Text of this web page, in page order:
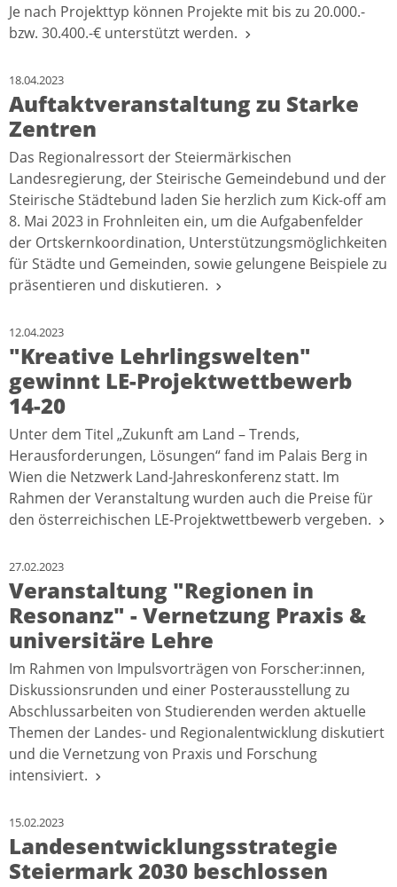
Je nach Projekttyp können Projekte mit bis zu 20.000.-
bzw. 30.400.-€ unterstützt werden.
18.04.2023
Auftaktveranstaltung zu Starke
Zentren
Das Regionalressort der Steiermärkischen
Landesregierung, der Steirische Gemeindebund und der
Steirische Städtebund laden Sie herzlich zum Kick-off am
8. Mai 2023 in Frohnleiten ein, um die Aufgabenfelder
der Ortskernkoordination, Unterstützungsmöglichkeiten
für Städte und Gemeinden, sowie gelungene Beispiele zu
präsentieren und diskutieren.
12.04.2023
"Kreative Lehrlingswelten"
gewinnt LE-Projektwettbewerb
14-20
Unter dem Titel „Zukunft am Land – Trends,
Herausforderungen, Lösungen“ fand im Palais Berg in
Wien die Netzwerk Land-Jahreskonferenz statt. Im
Rahmen der Veranstaltung wurden auch die Preise für
den österreichischen LE-Projektwettbewerb vergeben.
27.02.2023
Veranstaltung "Regionen in
Resonanz" - Vernetzung Praxis &
universitäre Lehre
Im Rahmen von Impulsvorträgen von Forscher:innen,
Diskussionsrunden und einer Posterausstellung zu
Abschlussarbeiten von Studierenden werden aktuelle
Themen der Landes- und Regionalentwicklung diskutiert
und die Vernetzung von Praxis und Forschung
intensiviert.
15.02.2023
Landesentwicklungsstrategie
Steiermark 2030 beschlossen